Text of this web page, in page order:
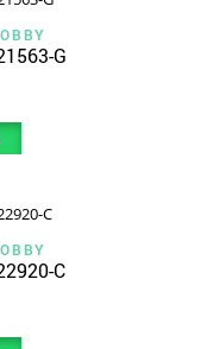
G
C